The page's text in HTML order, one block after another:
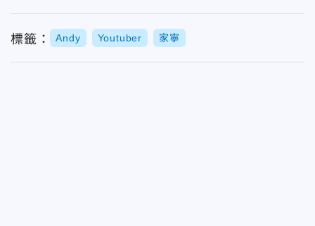
標籤： Andy Youtuber 家寧